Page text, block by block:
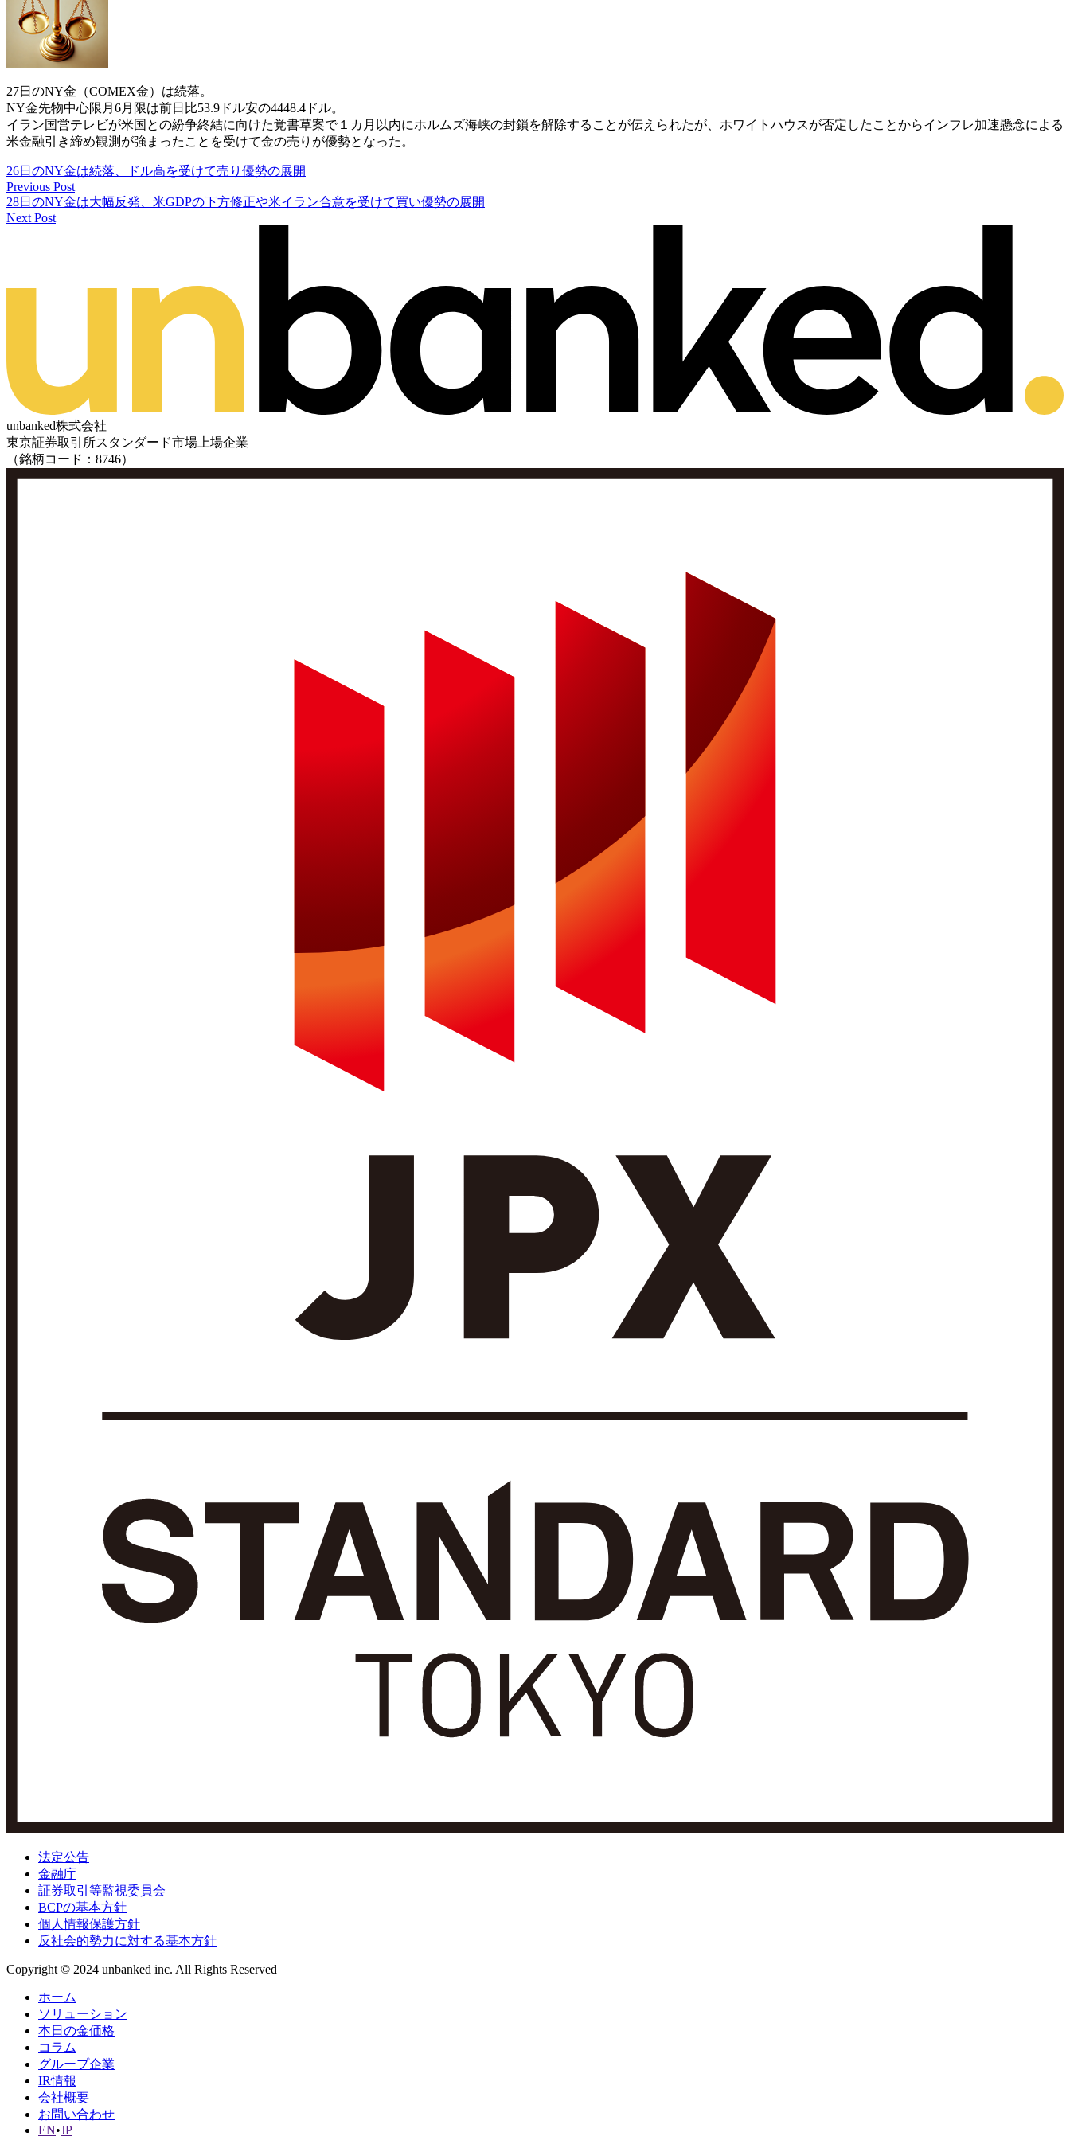
27日のNY金（COMEX金）は続落。
NY金先物中心限月6月限は前日比53.9ドル安の4448.4ドル。
イラン国営テレビが米国との紛争終結に向けた覚書草案で１カ月以内にホルムズ海峡の封鎖を解除することが伝えられたが、ホワイトハウスが否定したことからインフレ加速懸念による
米金融引き締め観測が強まったことを受けて金の売りが優勢となった。
26日のNY金は続落、ドル高を受けて売り優勢の展開
Previous Post
28日のNY金は大幅反発、米GDPの下方修正や米イラン合意を受けて買い優勢の展開
Next Post
unbanked株式会社
東京証券取引所スタンダード市場上場企業
（銘柄コード：8746）
法定公告
金融庁
証券取引等監視委員会
BCPの基本方針
個人情報保護方針
反社会的勢力に対する基本方針
Copyright © 2024 unbanked inc. All Rights Reserved
ホーム
ソリューション
本日の金価格
コラム
グループ企業
IR情報
会社概要
お問い合わせ
EN•JP